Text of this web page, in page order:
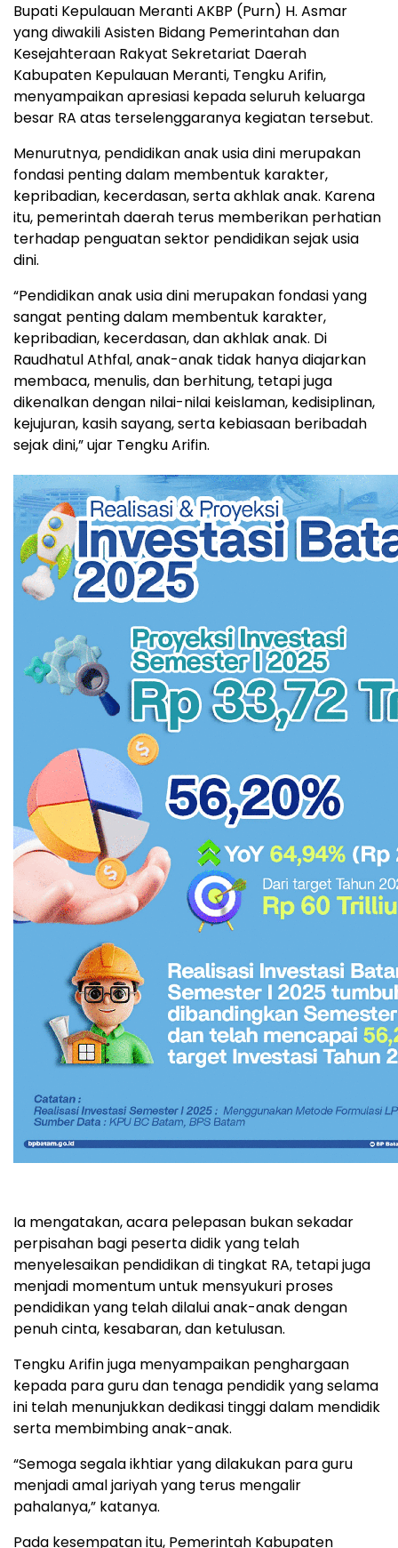
Bupati Kepulauan Meranti AKBP (Purn) H. Asmar
yang diwakili Asisten Bidang Pemerintahan dan
Kesejahteraan Rakyat Sekretariat Daerah
Kabupaten Kepulauan Meranti, Tengku Arifin,
menyampaikan apresiasi kepada seluruh keluarga
besar RA atas terselenggaranya kegiatan tersebut.
Menurutnya, pendidikan anak usia dini merupakan
fondasi penting dalam membentuk karakter,
kepribadian, kecerdasan, serta akhlak anak. Karena
itu, pemerintah daerah terus memberikan perhatian
terhadap penguatan sektor pendidikan sejak usia
dini.
“Pendidikan anak usia dini merupakan fondasi yang
sangat penting dalam membentuk karakter,
kepribadian, kecerdasan, dan akhlak anak. Di
Raudhatul Athfal, anak-anak tidak hanya diajarkan
membaca, menulis, dan berhitung, tetapi juga
dikenalkan dengan nilai-nilai keislaman, kedisiplinan,
kejujuran, kasih sayang, serta kebiasaan beribadah
sejak dini,” ujar Tengku Arifin.
Ia mengatakan, acara pelepasan bukan sekadar
perpisahan bagi peserta didik yang telah
menyelesaikan pendidikan di tingkat RA, tetapi juga
menjadi momentum untuk mensyukuri proses
pendidikan yang telah dilalui anak-anak dengan
penuh cinta, kesabaran, dan ketulusan.
Tengku Arifin juga menyampaikan penghargaan
kepada para guru dan tenaga pendidik yang selama
ini telah menunjukkan dedikasi tinggi dalam mendidik
serta membimbing anak-anak.
“Semoga segala ikhtiar yang dilakukan para guru
menjadi amal jariyah yang terus mengalir
pahalanya,” katanya.
Pada kesempatan itu, Pemerintah Kabupaten